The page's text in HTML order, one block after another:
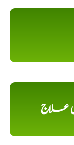
علاج